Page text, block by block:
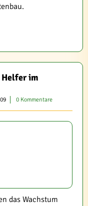
im
0 Kommentare
das Wachstum